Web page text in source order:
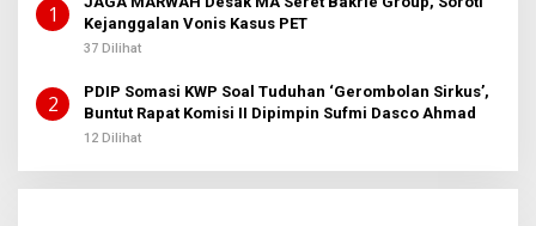
A
K
1
Kejanggalan Vonis Kasus PET
37 Dilihat
2
PDIP Somasi KWP Soal Tuduhan ‘Gerombolan Sirkus’,
Buntut Rapat Komisi II Dipimpin Sufmi Dasco Ahmad
12 Dilihat